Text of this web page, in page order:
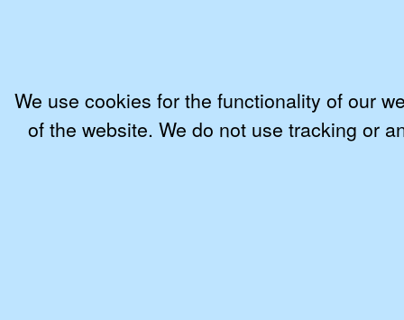
We use cookies for the functionality of our
of the website. We do not use tracking or